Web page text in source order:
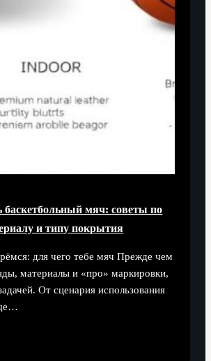
мяч: советы по
и типу покрытия
для чего тебе мяч Прежде чем
материалы и «про» маркировки,
От сценария использования